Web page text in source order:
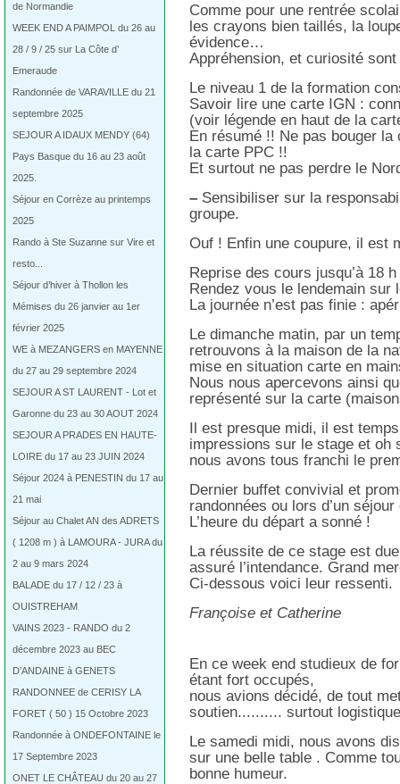
de Normandie
WEEK END A PAIMPOL du 26 au
28 / 9 / 25 sur La Côte d’
Emeraude
Randonnée de VARAVILLE du 21
septembre 2025
SEJOUR A IDAUX MENDY (64)
Pays Basque du 16 au 23 août
2025.
Séjour en Corrèze au printemps
2025
Rando à Ste Suzanne sur Vire et
resto...
Séjour d’hiver à Thollon les
Mémises du 26 janvier au 1er
février 2025
WE à MEZANGERS en MAYENNE
du 27 au 29 septembre 2024
SEJOUR A ST LAURENT - Lot et
Garonne du 23 au 30 AOUT 2024
SEJOUR A PRADES EN HAUTE-
LOIRE du 17 au 23 JUIN 2024
Séjour 2024 à PENESTIN du 17 au
21 mai
Séjour au Chalet AN des ADRETS
( 1208 m ) à LAMOURA - JURA du
2 au 9 mars 2024
BALADE du 17 / 12 / 23 à
OUISTREHAM
VAINS 2023 - RANDO du 2
décembre 2023 au BEC
D’ANDAINE à GENETS
RANDONNEE de CERISY LA
FORET ( 50 ) 15 Octobre 2023
Randonnée à ONDEFONTAINE le
17 Septembre 2023
ONET LE CHÂTEAU du 20 au 27
Comme pour une rentrée
les crayons bien taillés, la
évidence…
Appréhension, et curiosité
Le niveau 1 de la formation
Savoir lire une carte IGN :
(voir légende en haut de la
En résumé !! Ne pas bouger
la carte PPC !!
Et surtout ne pas perdre le
– Sensibiliser sur la
groupe.
Ouf ! Enfin une coupure, il est
Reprise des cours jusqu’à 18
Rendez vous le lendemain
La journée n’est pas finie :
Le dimanche matin, par un
retrouvons à la maison de la
mise en situation carte en
Nous nous apercevons ainsi
représenté sur la carte
Il est presque midi, il est
impressions sur le stage et oh
nous avons tous franchi le
Dernier buffet convivial et
randonnées ou lors d’un
L’heure du départ a sonné !
La réussite de ce stage est
assuré l’intendance. Grand
Ci-dessous voici leur ressenti.
Françoise et Catherine
En ce week end studieux de
étant fort occupés,
nous avions décidé, de tout
soutien.......... surtout
Le samedi midi, nous avons
sur une belle table . Comme
bonne humeur.